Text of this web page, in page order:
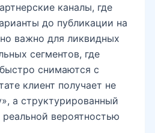
каналы, где
до публикации на
важно для ликвидных
сегментов, где
снимаются с
клиент получает не
а структурированный
вероятностью